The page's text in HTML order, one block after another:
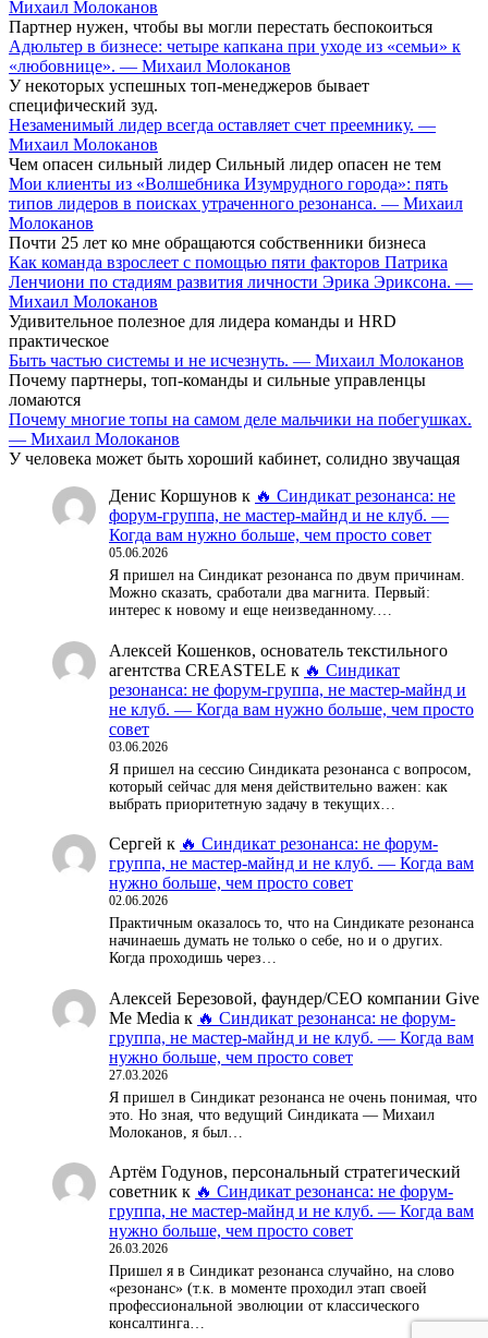
Михаил Молоканов
Партнер нужен, чтобы вы могли перестать беспокоиться
Адюльтер в бизнесе: четыре капкана при уходе из «семьи» к
«любовнице». — Михаил Молоканов
У некоторых успешных топ-менеджеров бывает
специфический зуд.
Незаменимый лидер всегда оставляет счет преемнику. —
Михаил Молоканов
Чем опасен сильный лидер Сильный лидер опасен не тем
Мои клиенты из «Волшебника Изумрудного города»: пять
типов лидеров в поисках утраченного резонанса. — Михаил
Молоканов
Почти 25 лет ко мне обращаются собственники бизнеса
Как команда взрослеет с помощью пяти факторов Патрика
Ленчиони по стадиям развития личности Эрика Эриксона. —
Михаил Молоканов
Удивительное полезное для лидера команды и HRD
практическое
Быть частью системы и не исчезнуть. — Михаил Молоканов
Почему партнеры, топ-команды и сильные управленцы
ломаются
Почему многие топы на самом деле мальчики на побегушках.
— Михаил Молоканов
У человека может быть хороший кабинет, солидно звучащая
Денис Коршунов к 🔥 Синдикат резонанса: не
форум-группа, не мастер-майнд и не клуб. —
Когда вам нужно больше, чем просто совет
05.06.2026
Я пришел на Синдикат резонанса по двум причинам.
Можно сказать, сработали два магнита. Первый:
интерес к новому и еще неизведанному.…
Алексей Кошенков, основатель текстильного
агентства CREASTELE к 🔥 Синдикат
резонанса: не форум-группа, не мастер-майнд и
не клуб. — Когда вам нужно больше, чем просто
совет
03.06.2026
Я пришел на сессию Синдиката резонанса с вопросом,
который сейчас для меня действительно важен: как
выбрать приоритетную задачу в текущих…
Сергей к 🔥 Синдикат резонанса: не форум-
группа, не мастер-майнд и не клуб. — Когда вам
нужно больше, чем просто совет
02.06.2026
Практичным оказалось то, что на Синдикате резонанса
начинаешь думать не только о себе, но и о других.
Когда проходишь через…
Алексей Березовой, фаундер/СЕО компании Give
Me Media к 🔥 Синдикат резонанса: не форум-
группа, не мастер-майнд и не клуб. — Когда вам
нужно больше, чем просто совет
27.03.2026
Я пришел в Синдикат резонанса не очень понимая, что
это. Но зная, что ведущий Синдиката — Михаил
Молоканов, я был…
Артём Годунов, персональный стратегический
советник к 🔥 Синдикат резонанса: не форум-
группа, не мастер-майнд и не клуб. — Когда вам
нужно больше, чем просто совет
26.03.2026
Пришел я в Синдикат резонанса случайно, на слово
«резонанс» (т.к. в моменте проходил этап своей
профессиональной эволюции от классического
консалтинга…